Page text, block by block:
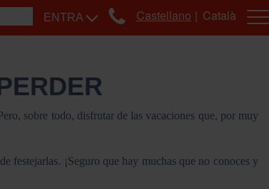
ENTRA Castellano Català
sobre todo, disfrutar de las vacaciones que, por muy
festejarlas. ¡Seguro que hay muchas que no conoces y